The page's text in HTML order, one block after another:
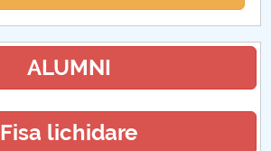
ALUMNI
Fisa lichidare